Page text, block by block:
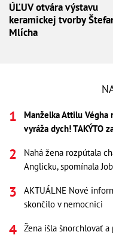
ÚĽUV otvára výstavu
keramickej tvorby
Mlícha
Manželka Attilu Végha
vyráža dych! TAKÝTO
Nahá žena rozpútala
Anglicku, spomínala
AKTUÁLNE Nové
skončilo v nemocnici
Žena išla šnorchlovať